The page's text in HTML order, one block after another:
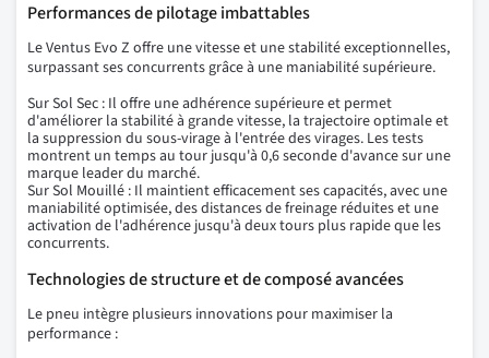
Performances de pilotage imbattables
Le Ventus Evo Z offre une vitesse et une stabilité exceptionnelles,
surpassant ses concurrents grâce à une maniabilité supérieure.
Sur Sol Sec : Il offre une adhérence supérieure et permet
d'améliorer la stabilité à grande vitesse, la trajectoire optimale et
la suppression du sous-virage à l'entrée des virages. Les tests
montrent un temps au tour jusqu'à 0,6 seconde d'avance sur une
marque leader du marché.
Sur Sol Mouillé : Il maintient efficacement ses capacités, avec une
maniabilité optimisée, des distances de freinage réduites et une
activation de l'adhérence jusqu'à deux tours plus rapide que les
concurrents.
Technologies de structure et de composé avancées
Le pneu intègre plusieurs innovations pour maximiser la
performance :